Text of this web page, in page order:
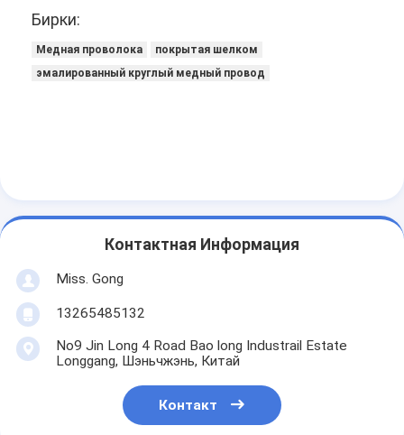
Бирки:
Медная проволока
покрытая шелком
эмалированный круглый медный провод
Контактная Информация
Miss. Gong
13265485132
No9 Jin Long 4 Road Bao long Industrail Estate
Longgang, Шэньчжэнь, Китай
Контакт